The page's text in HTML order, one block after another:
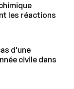
les réactions
d'une
civile dans